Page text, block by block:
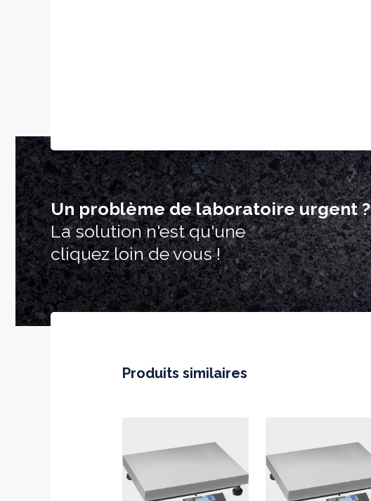
Un problème de laboratoire urgent ?
La solution n'est qu'une
cliquez loin de vous !
Produits similaires